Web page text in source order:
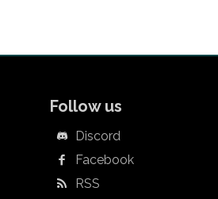
Follow us
Discord
Facebook
RSS